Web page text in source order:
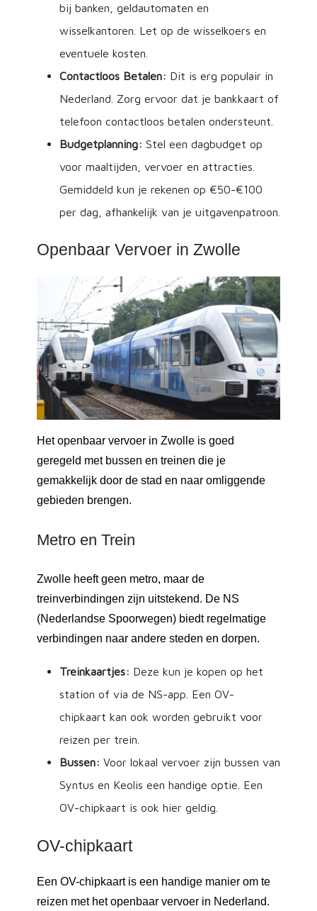
bij banken, geldautomaten en
wisselkantoren. Let op de wisselkoers en
eventuele kosten.
Contactloos Betalen: Dit is erg populair in
Nederland. Zorg ervoor dat je bankkaart of
telefoon contactloos betalen ondersteunt.
Budgetplanning: Stel een dagbudget op
voor maaltijden, vervoer en attracties.
Gemiddeld kun je rekenen op €50-€100
per dag, afhankelijk van je uitgavenpatroon.
Openbaar Vervoer in Zwolle
Het openbaar vervoer in Zwolle is goed
geregeld met bussen en treinen die je
gemakkelijk door de stad en naar omliggende
gebieden brengen.
Metro en Trein
Zwolle heeft geen metro, maar de
treinverbindingen zijn uitstekend. De NS
(Nederlandse Spoorwegen) biedt regelmatige
verbindingen naar andere steden en dorpen.
Treinkaartjes: Deze kun je kopen op het
station of via de NS-app. Een OV-
chipkaart kan ook worden gebruikt voor
reizen per trein.
Bussen: Voor lokaal vervoer zijn bussen van
Syntus en Keolis een handige optie. Een
OV-chipkaart is ook hier geldig.
OV-chipkaart
Een OV-chipkaart is een handige manier om te
reizen met het openbaar vervoer in Nederland.